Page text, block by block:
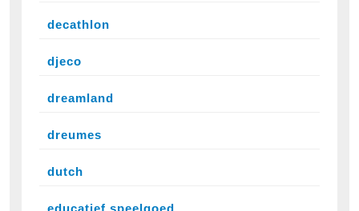
decathlon
djeco
dreamland
dreumes
dutch
educatief speelgoed